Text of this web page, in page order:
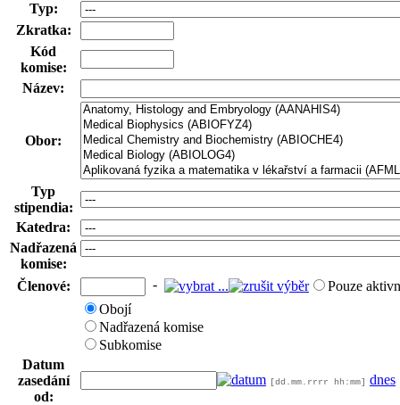
Typ:
Zkratka:
Kód
komise:
Název:
Obor:
Typ
stipendia:
Katedra:
Nadřazená
komise:
Členové:
-
Pouze
Obojí
Nadřazená komise
Subkomise
Datum
zasedání
od:
[dd.mm.rrrr hh:mm] dnes